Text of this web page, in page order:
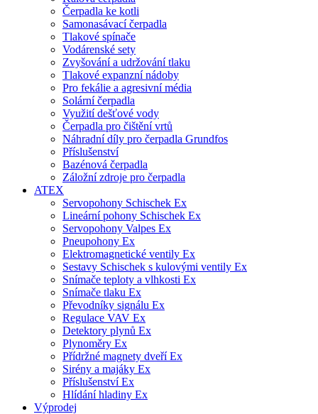
Čerpadla ke kotli
Samonasávací čerpadla
Tlakové spínače
Vodárenské sety
Zvyšování a udržování tlaku
Tlakové expanzní nádoby
Pro fekálie a agresivní média
Solární čerpadla
Využití dešťové vody
Čerpadla pro čištění vrtů
Náhradní díly pro čerpadla Grundfos
Příslušenství
Bazénová čerpadla
Záložní zdroje pro čerpadla
ATEX
Servopohony Schischek Ex
Lineární pohony Schischek Ex
Servopohony Valpes Ex
Pneupohony Ex
Elektromagnetické ventily Ex
Sestavy Schischek s kulovými ventily Ex
Snímače teploty a vlhkosti Ex
Snímače tlaku Ex
Převodníky signálu Ex
Regulace VAV Ex
Detektory plynů Ex
Plynoměry Ex
Přídržné magnety dveří Ex
Sirény a majáky Ex
Příslušenství Ex
Hlídání hladiny Ex
Výprodej